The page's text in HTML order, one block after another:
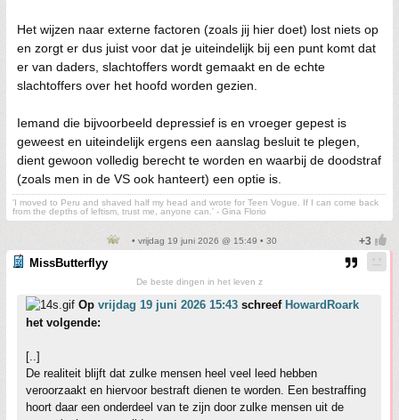
Het wijzen naar externe factoren (zoals jij hier doet) lost niets op
en zorgt er dus juist voor dat je uiteindelijk bij een punt komt dat
er van daders, slachtoffers wordt gemaakt en de echte
slachtoffers over het hoofd worden gezien.
Iemand die bijvoorbeeld depressief is en vroeger gepest is
geweest en uiteindelijk ergens een aanslag besluit te plegen,
dient gewoon volledig berecht te worden en waarbij de doodstraf
(zoals men in de VS ook hanteert) een optie is.
'I moved to Peru and shaved half my head and wrote for Teen Vogue. If I can come back
from the depths of leftism, trust me, anyone can.' - Gina Florio
• vrijdag 19 juni 2026 @ 15:49 • 30
MissButterflyy
De beste dingen in het leven z
Op vrijdag 19 juni 2026 15:43 schreef HowardRoark
het volgende:
[..]
De realiteit blijft dat zulke mensen heel veel leed hebben
veroorzaakt en hiervoor bestraft dienen te worden. Een bestraffing
hoort daar een onderdeel van te zijn door zulke mensen uit de